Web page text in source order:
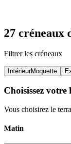
27 créneaux
Filtrer les créneaux
IntérieurMoquette
Choisissez votre
Vous choisirez le
Matin